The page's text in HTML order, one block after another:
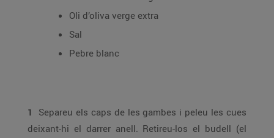
Oli d’oliva verge extra
Sal
Pebre blanc
1
Separeu els caps de les gambes i peleu les cues
deixant-hi el darrer anell. Retireu-los el budell (el